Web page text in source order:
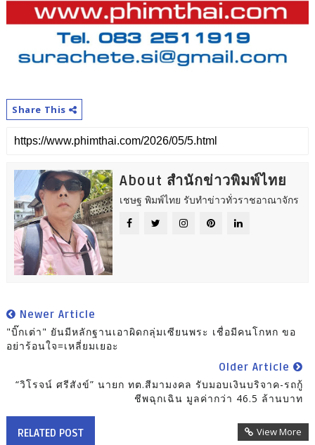
Share This
About สำนักข่าวพิมพ์ไทย
เชษฐ พิมพ์ไทย รับทำข่าวทั่วราชอาณาจักร
Newer Article
"บิ๊กเต่า" ยันมีหลักฐานเอาผิดกลุ่มเซียนพระ เชื่อมีคนโกหก ขอ
อย่าร้อนใจ=เหลี่ยมเยอะ
Older Article
“วิโรจน์ ศรีสังข์” นายก ทต.สีมามงคล รับมอบเงินบริจาค-รถกู้
ชีพฉุกเฉิน มูลค่ากว่า 46.5 ล้านบาท
RELATED POST View More